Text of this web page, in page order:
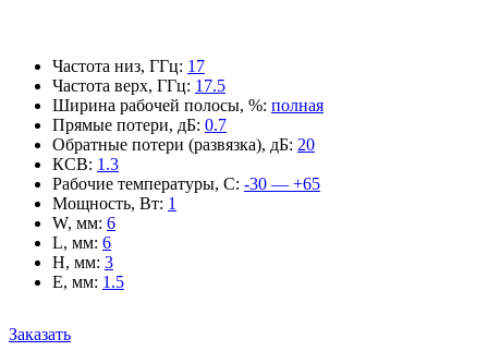
Частота низ, ГГц: 17
Частота верх, ГГц: 17.5
Ширина рабочей полосы, %: полная
Прямые потери, дБ: 0.7
Обратные потери (развязка), дБ: 20
КСВ: 1.3
Рабочие температуры, С: -30 — +65
Мощность, Вт: 1
W, мм: 6
L, мм: 6
H, мм: 3
E, мм: 1.5
Заказать